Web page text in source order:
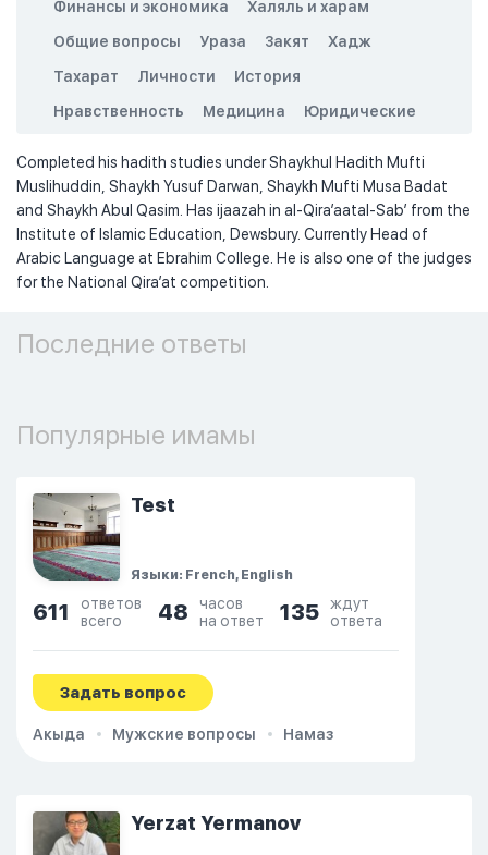
Финансы и экономика
Халяль и харам
Общие вопросы
Ураза Закят
Хадж
Тахарат
Личности
История
Нравственность
Медицина Юридические
Completed his hadith studies under Shaykhul Hadith Mufti
Muslihuddin, Shaykh Yusuf Darwan, Shaykh Mufti Musa Badat
and Shaykh Abul Qasim. Has ijaazah in al-Qira’aatal-Sab’ from the
Institute of Islamic Education, Dewsbury. Currently Head of
Arabic Language at Ebrahim College. He is also one of the judges
for the National Qira’at competition.
Последние ответы
Популярные имамы
Test
Языки: French, English
611
ответов
всего
48
часов
на ответ
135
ждут
ответа
Задать вопрос
Акыда Мужские вопросы Намаз
Yerzat Yermanov